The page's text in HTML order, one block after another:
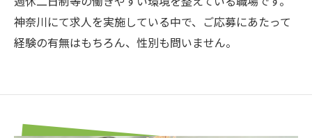
神奈川にて求人を実施している中で、ご応募にあたって
経験の有無はもちろん、性別も問いません。